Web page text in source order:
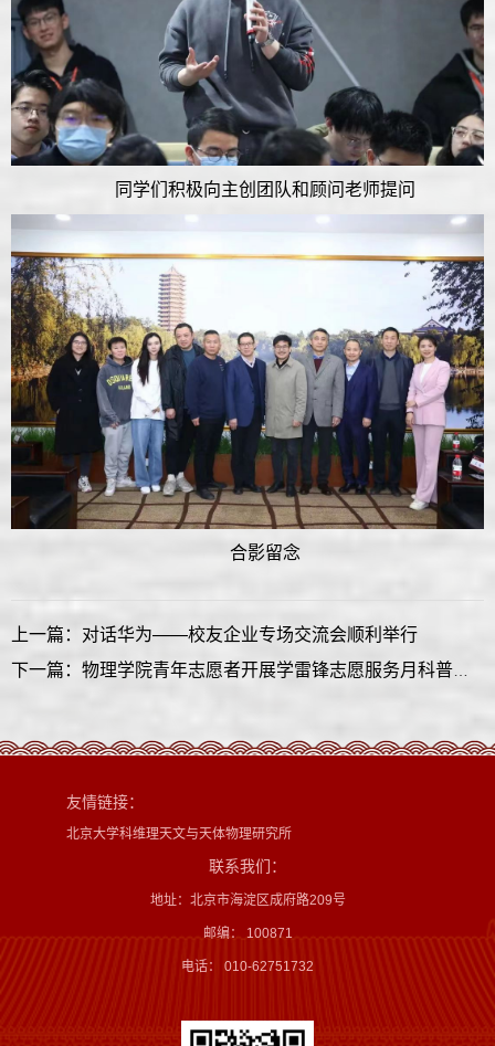
同学们积极向主创团队和顾问老师提问
合影留念
上一篇：对话华为——校友企业专场交流会顺利举行
下一篇：物理学院青年志愿者开展学雷锋志愿服务月科普志愿活动
友情链接：
北京大学科维理天文与天体物理研究所
联系我们：
地址：北京市海淀区成府路209号
邮编： 100871
电话： 010-62751732